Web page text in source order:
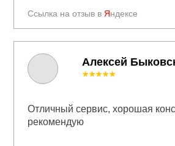
Ссылка на отзыв в Яндексе
Алексей
★★★★★
Отличный сервис, хорошая
рекомендую